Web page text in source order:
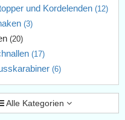
und Kordelenden (12)
(3)
(20)
(17)
(6)
Alle Kategorien